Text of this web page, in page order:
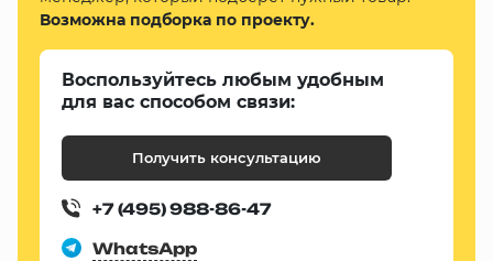
Возможна подборка по проекту.
Воспользуйтесь любым удобным
для вас способом связи:
Получить консультацию
+7 (495) 988-86-47
WhatsApp